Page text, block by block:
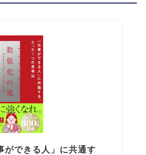
できる人」に共通す